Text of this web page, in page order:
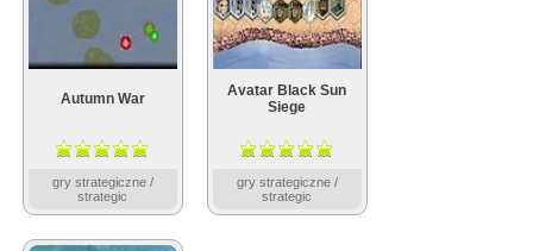
Autumn War
gry strategiczne /
strategic
Avatar Black Sun
Siege
gry strategiczne /
strategic